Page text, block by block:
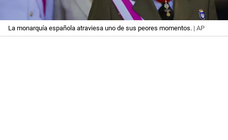
La monarquía española atraviesa uno de sus peores momentos. | AP